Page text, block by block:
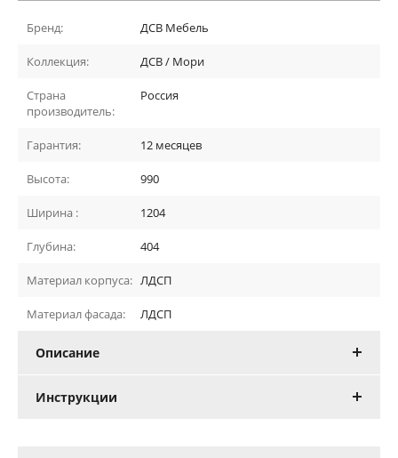
Бренд: ДСВ Мебель
Коллекция: ДСВ / Мори
Страна
производитель:
Россия
Гарантия: 12 месяцев
Высота: 990
Ширина : 1204
Глубина: 404
Материал корпуса: ЛДСП
Материал фасада: ЛДСП
Описание
Инструкции